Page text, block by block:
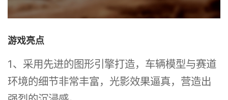
游戏亮点
1、采用先进的图形引擎打造，车辆模型与赛道
环境的细节非常丰富，光影效果逼真，营造出